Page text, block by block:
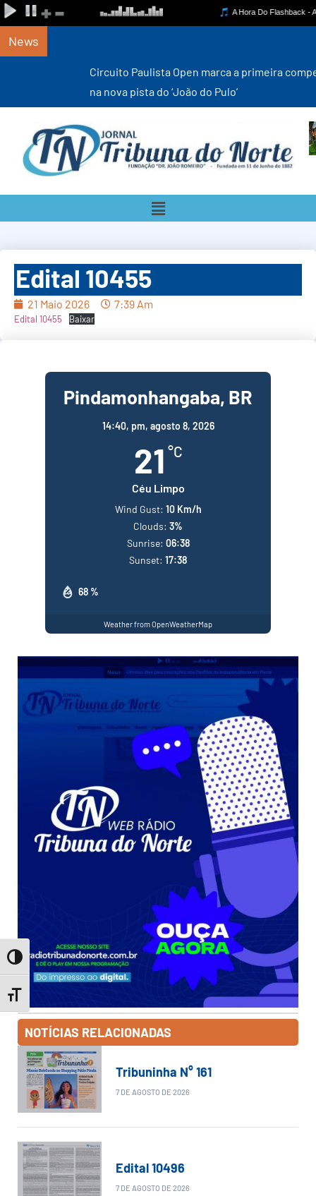
Toggle High Contrast
Toggle Font size
News
Circuito Paulista Open marca a primeira competição estadual
na nova pista do ‘João do Pulo’
Edital 10455
21 Maio 2026 7:39 Am
Edital 10455 Baixar
Pindamonhangaba, BR
14:40, pm, agosto 8, 2026
21 °C
Céu Limpo
68 %
Wind Gust: 10 Km/h
Clouds: 3%
Sunrise: 06:38
Sunset: 17:38
Weather from OpenWeatherMap
NOTÍCIAS RELACIONADAS
Tribuninha N° 161
7 DE AGOSTO DE 2026
Edital 10496
7 DE AGOSTO DE 2026